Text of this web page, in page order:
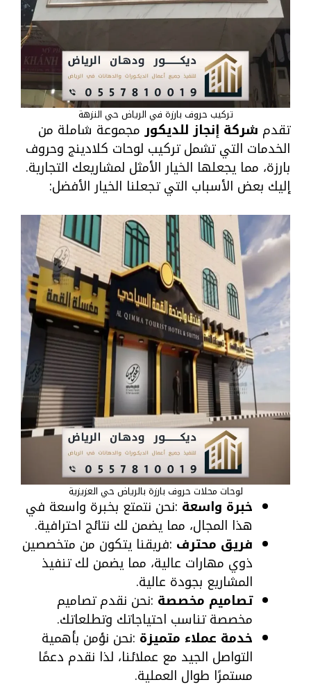
تركيب حروف بارزة في الرياض حي النزهة
تقدم شركة إنجاز للديكورمجموعة شاملة من
الخدمات التي تشمل تركيب لوحات كلادينج وحروف
بارزة، مما يجعلها الخيار الأمثل لمشاريعك التجارية.
إليك بعض الأسباب التي تجعلنا الخيار الأفضل:
لوحات محلات حروف بارزة بالرياض حي العزيزية
خبرة واسعة :نحن نتمتع بخبرة واسعة في
هذا المجال، مما يضمن لك نتائج احترافية.
فريق محترف :فريقنا يتكون من متخصصين
ذوي مهارات عالية، مما يضمن لك تنفيذ
المشاريع بجودة عالية.
تصاميم مخصصة :نحن نقدم تصاميم
مخصصة تناسب احتياجاتك وتطلعاتك.
خدمة عملاء متميزة :نحن نؤمن بأهمية
التواصل الجيد مع عملائنا، لذا نقدم دعمًا
مستمرًا طوال العملية.